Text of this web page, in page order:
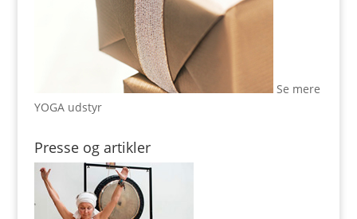
Se mere
YOGA udstyr
Presse og artikler